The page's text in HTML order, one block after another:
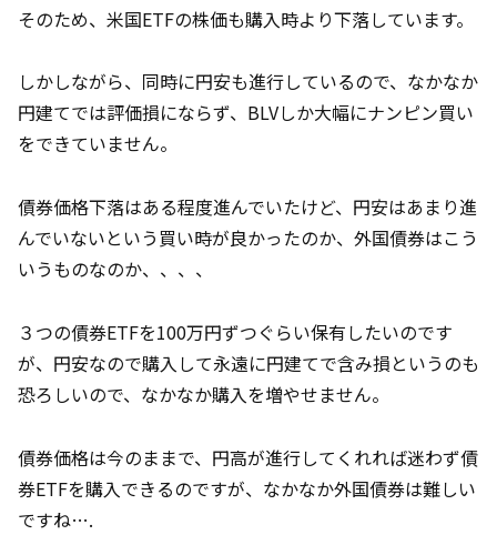
そのため、米国ETFの株価も購入時より下落しています。
しかしながら、同時に円安も進行しているので、なかなか
円建てでは評価損にならず、BLVしか大幅にナンピン買い
をできていません。
債券価格下落はある程度進んでいたけど、円安はあまり進
んでいないという買い時が良かったのか、外国債券はこう
いうものなのか、、、、
３つの債券ETFを100万円ずつぐらい保有したいのです
が、円安なので購入して永遠に円建てで含み損というのも
恐ろしいので、なかなか購入を増やせません。
債券価格は今のままで、円高が進行してくれれば迷わず債
券ETFを購入できるのですが、なかなか外国債券は難しい
ですね….